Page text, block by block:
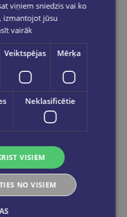
L´italiano Con Il Cinema B1/C1 (libro)
Ielikt grozā
viņiem sniedzis vai ko
izmantojot jūsu
vairāk
Veiktspējas Mērķa
Neklasificētie
VISIEM
NO VISIEM